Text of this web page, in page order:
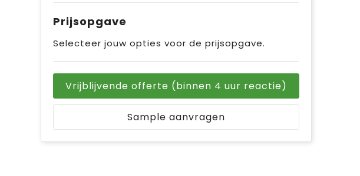
Prijsopgave
Selecteer jouw opties voor de prijsopgave.
Vrijblijvende offerte (binnen 4 uur reactie)
Sample aanvragen